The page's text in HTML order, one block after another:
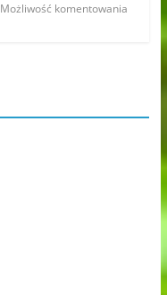
Możliwość komentowania